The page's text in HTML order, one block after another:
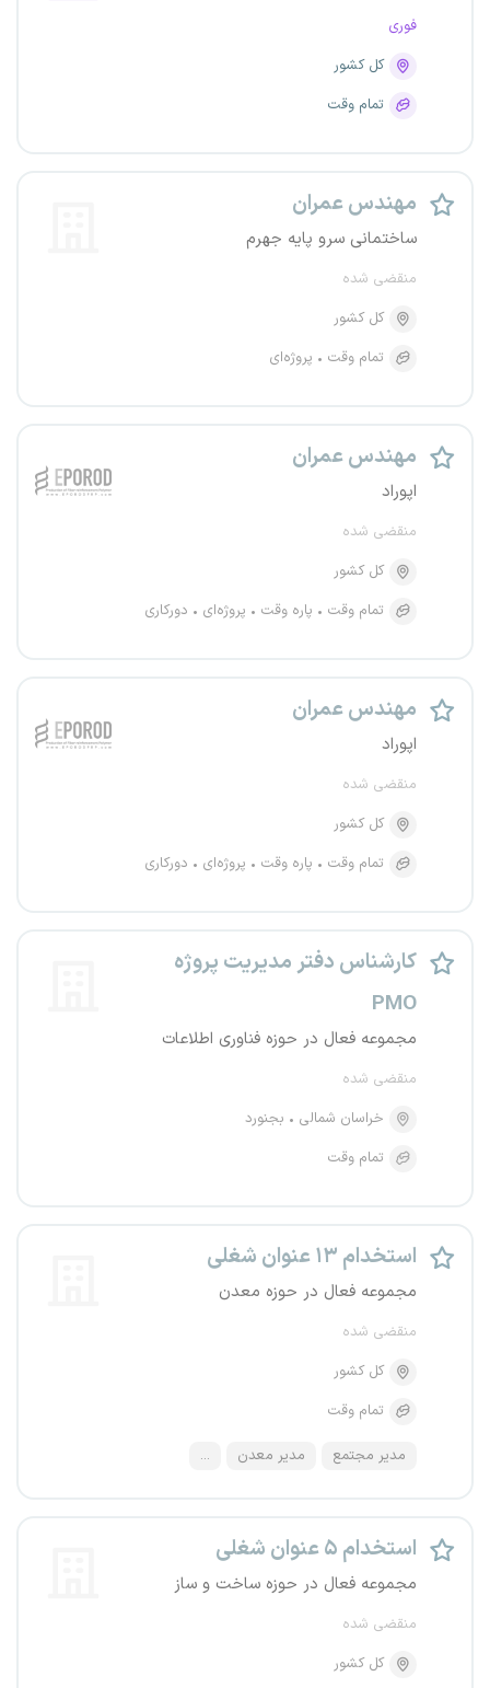
فوری
کل کشور
تمام وقت
مهندس عمران
ساختمانی سرو پایه جهرم
منقضی شده
کل کشور
تمام وقت
پروژه‌ای
مهندس عمران
اپوراد
منقضی شده
کل کشور
تمام وقت
پاره وقت پروژه‌ای دورکاری
مهندس عمران
اپوراد
منقضی شده
کل کشور
تمام وقت
پاره وقت پروژه‌ای دورکاری
کارشناس دفتر مدیریت پروژه
PMO
مجموعه فعال در حوزه فناوری اطلاعات
منقضی شده
خراسان شمالی
بجنورد
تمام وقت
استخدام ۱۳ عنوان شغلی
مجموعه فعال در حوزه معدن
منقضی شده
کل کشور
تمام وقت
مدیر مجتمع مدیر معدن ...
استخدام ۵ عنوان شغلی
مجموعه فعال در حوزه ساخت و ساز
منقضی شده
کل کشور